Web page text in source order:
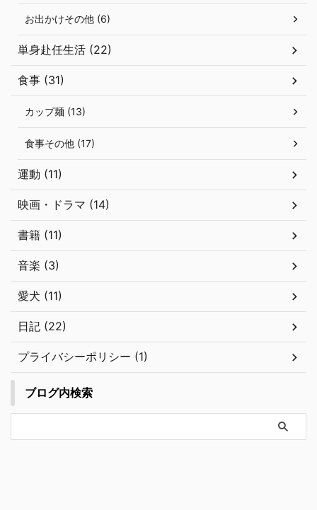
お出かけその他 (6)
単身赴任生活 (22)
食事 (31)
カップ麺 (13)
食事その他 (17)
運動 (11)
映画・ドラマ (14)
書籍 (11)
音楽 (3)
愛犬 (11)
日記 (22)
プライバシーポリシー (1)
ブログ内検索